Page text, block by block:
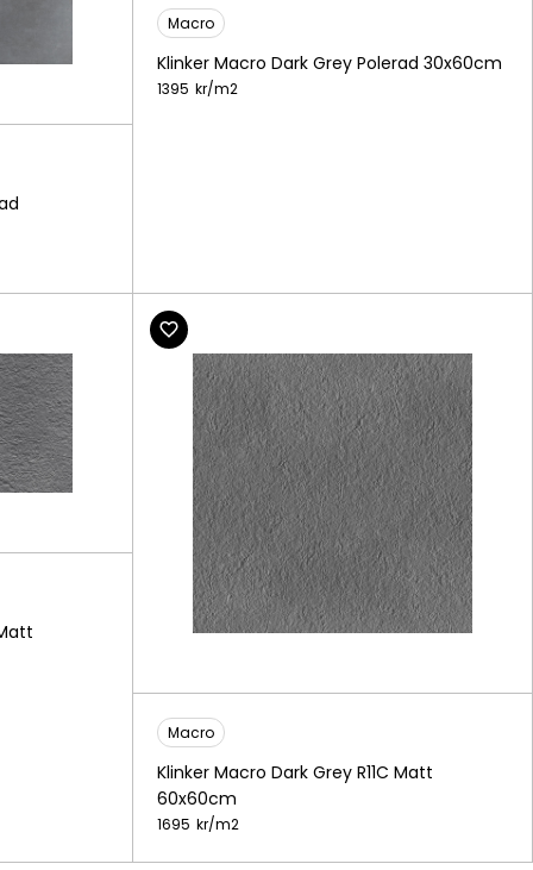
Macro
Klinker Macro Dark Grey Polerad 30x60cm
1395 kr/m2
Macro
Klinker Macro Dark Grey R11C Matt
60x60cm
1695 kr/m2